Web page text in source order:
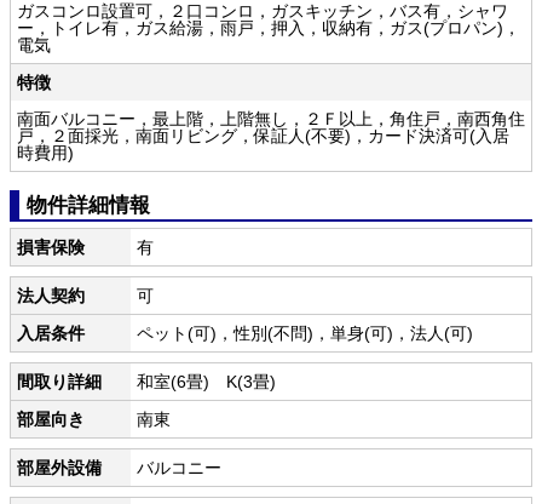
ガスコンロ設置可，２口コンロ，ガスキッチン，バス有，シャワ
ー，トイレ有，ガス給湯，雨戸，押入，収納有，ガス(プロパン)，
電気
特徴
南面バルコニー，最上階，上階無し，２Ｆ以上，角住戸，南西角住
戸，２面採光，南面リビング，保証人(不要)，カード決済可(入居
時費用)
物件詳細情報
損害保険 有
法人契約
可
入居条件
ペット(可)，性別(不問)，単身(可)，法人(可)
間取り詳細
和室(6畳) K(3畳)
部屋向き
南東
部屋外設備 バルコニー